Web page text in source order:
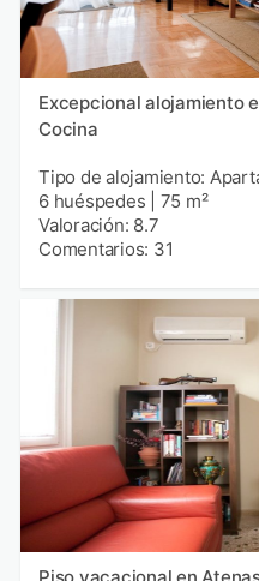
Excepcional alojamiento
Cocina
Tipo de alojamiento:
6 huéspedes
75 m²
Valoración: 8.7
Comentarios: 31